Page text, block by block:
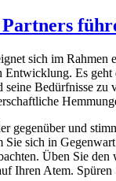
sich im Rahmen
Entwicklung. Es geht
seine Bedürfnisse zu
gegenüber und
Sie sich in
Üben Sie den
Ihren Atem.